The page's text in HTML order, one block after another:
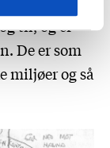
til, og er
De er som
miljøer og så